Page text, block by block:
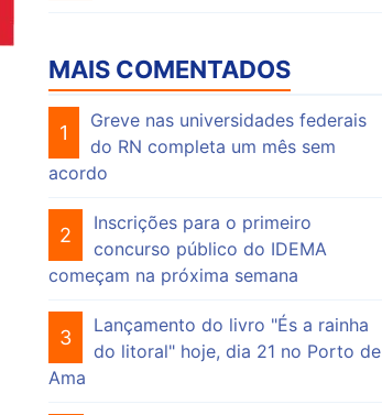
MAIS COMENTADOS
1
Greve nas universidades federais
do RN completa um mês sem
acordo
2
Inscrições para o primeiro
concurso público do IDEMA
começam na próxima semana
3
Lançamento do livro "És a rainha
do litoral" hoje, dia 21 no Porto de
Ama